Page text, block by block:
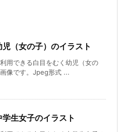
（女の子）のイラスト
用できる白目をむく幼児（女の
像です。Jpeg形式 ...
生女子のイラスト